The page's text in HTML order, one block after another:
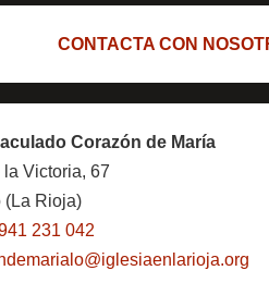
CONTACTA CON
Corazón de María
Victoria, 67
(La Rioja)
231 042